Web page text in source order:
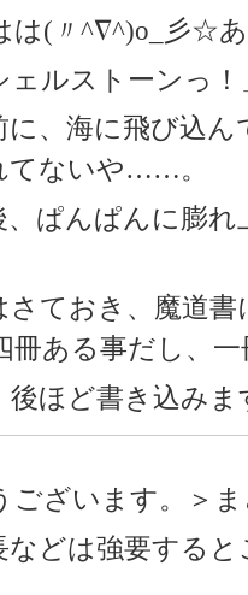
(〃^∇^)o_彡☆
ェルストーンっ！
、海に飛び込ん
てないや……。
ぱんぱんに膨れ
ておき、魔道
冊ある事だし、
ほど書き込みま
ございます。＞
などは強要する